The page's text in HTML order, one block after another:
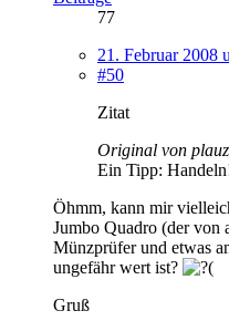
77
21. Februar 2008
#50
Zitat
Original von
Ein Tipp:
Öhmm, kann mir
Jumbo Quadro (der von
Münzprüfer und etwas
ungefähr wert ist?
Gruß